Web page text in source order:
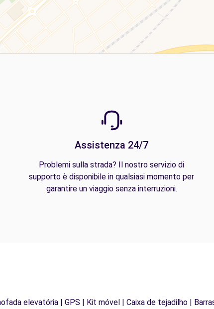
Assistenza 24/7
Problemi sulla strada? Il nostro servizio di
supporto è disponibile in qualsiasi momento per
garantire un viaggio senza interruzioni.
elevatória | GPS | Kit móvel | Caixa de tejadilho |